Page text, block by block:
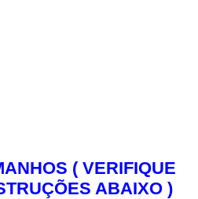
( VERIFIQUE
ABAIXO )